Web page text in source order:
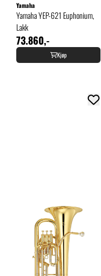
Yamaha
Yamaha YEP-621 Euphonium,
Lakk
73.860,-
Kjøp